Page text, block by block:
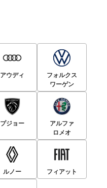
アウディ
フォルクス
ワーゲン
プジョー
アルファ
ロメオ
ルノー フィアット